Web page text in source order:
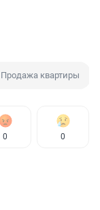
Продажа квартиры
0 0